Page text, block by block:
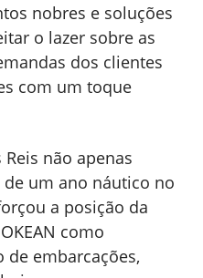
nobres e soluções
o lazer sobre as
dos clientes
com um toque
não apenas
um ano náutico no
a posição da
como
de embarcações,